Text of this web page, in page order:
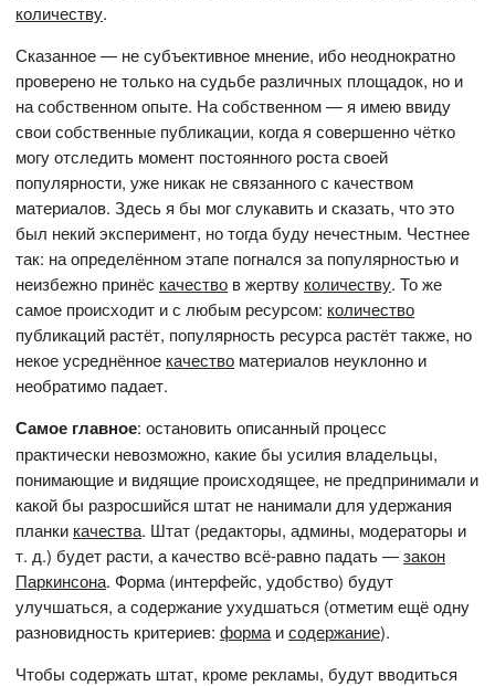
количеству.
Сказанное — не субъективное мнение, ибо неоднократно
проверено не только на судьбе различных площадок, но и
на собственном опыте. На собственном — я имею ввиду
свои собственные публикации, когда я совершенно чётко
могу отследить момент постоянного роста своей
популярности, уже никак не связанного с качеством
материалов. Здесь я бы мог слукавить и сказать, что это
был некий эксперимент, но тогда буду нечестным. Честнее
так: на определённом этапе погнался за популярностью и
неизбежно принёс качество в жертву количеству. То же
самое происходит и с любым ресурсом: количество
публикаций растёт, популярность ресурса растёт также, но
некое усреднённое качество материалов неуклонно и
необратимо падает.
Самое главное: остановить описанный процесс
практически невозможно, какие бы усилия владельцы,
понимающие и видящие происходящее, не предпринимали и
какой бы разросшийся штат не нанимали для удержания
планки качества. Штат (редакторы, админы, модераторы и
т. д.) будет расти, а качество всё-равно падать —закон
Паркинсона. Форма (интерфейс, удобство) будут
улучшаться, а содержание ухудшаться (отметим ещё одну
разновидность критериев:форма исодержание).
Чтобы содержать штат, кроме рекламы, будут вводиться